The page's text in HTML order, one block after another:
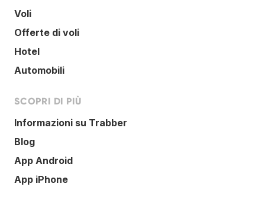
Voli
Offerte di voli
Hotel
Automobili
SCOPRI DI PIÙ
Informazioni su Trabber
Blog
App Android
App iPhone